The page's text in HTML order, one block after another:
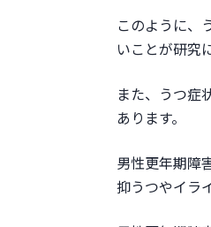
このように、
いことが研究
また、うつ症
あります。
男性更年期障
抑うつやイラ